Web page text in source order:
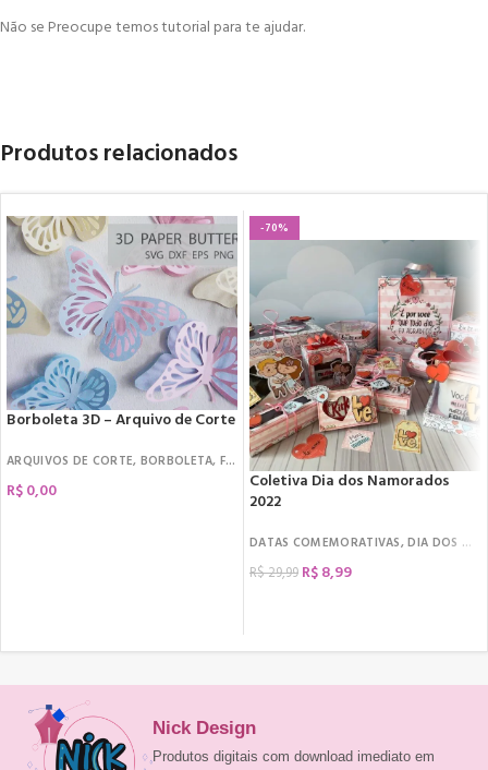
Não se Preocupe temos tutorial para te ajudar.
Produtos relacionados
Borboleta 3D – Arquivo de Corte
ARQUIVOS DE CORTE, BORBOLETA, FREEBIES
R$0,00
-70%
Coletiva Dia dos Namorados
2022
DATAS COMEMORATIVAS,DIA DOS NAMORADOS
R$29,99 R$8,99
Nick Design
Produtos digitais com download imediato em